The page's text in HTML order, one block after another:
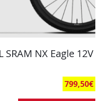
SRAM NX Eagle 12V
799,50€